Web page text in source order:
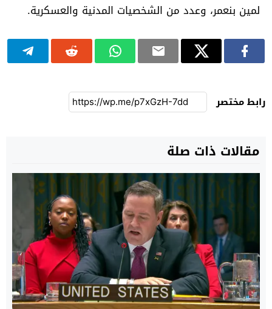
لمين بنعمر، وعدد من الشخصيات المدنية والعسكرية.
رابط مختصر
مقالات ذات صلة